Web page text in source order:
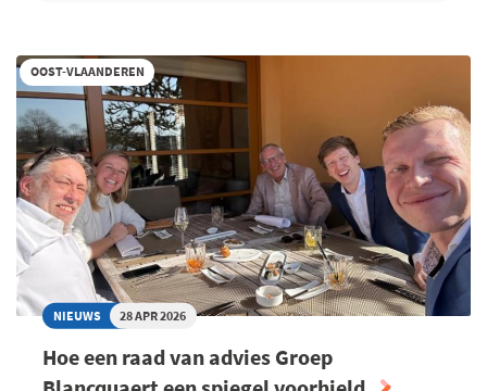
OOST-VLAANDEREN
NIEUWS 28 APR 2026
Hoe een raad van advies Groep